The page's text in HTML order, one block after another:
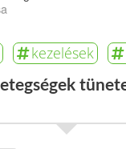
kezelések